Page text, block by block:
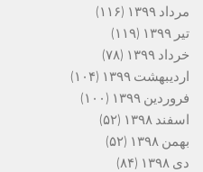
مرداد ۱۳۹۹
(۱۱۶)
تیر ۱۳۹۹
(۱۱۹)
خرداد ۱۳۹۹
(۷۸)
اردیبهشت ۱۳۹۹
(۱۰۴)
فروردین ۱۳۹۹
(۱۰۰)
اسفند ۱۳۹۸
(۵۲)
بهمن ۱۳۹۸
(۵۲)
دی ۱۳۹۸
(۸۴)